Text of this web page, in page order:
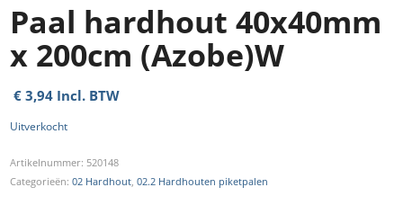
Paal hardhout 40x40mm
x 200cm (Azobe)W
€ 3,94 Incl. BTW
Uitverkocht
Artikelnummer: 520148
Categorieën:02 Hardhout ,02.2 Hardhouten piketpalen